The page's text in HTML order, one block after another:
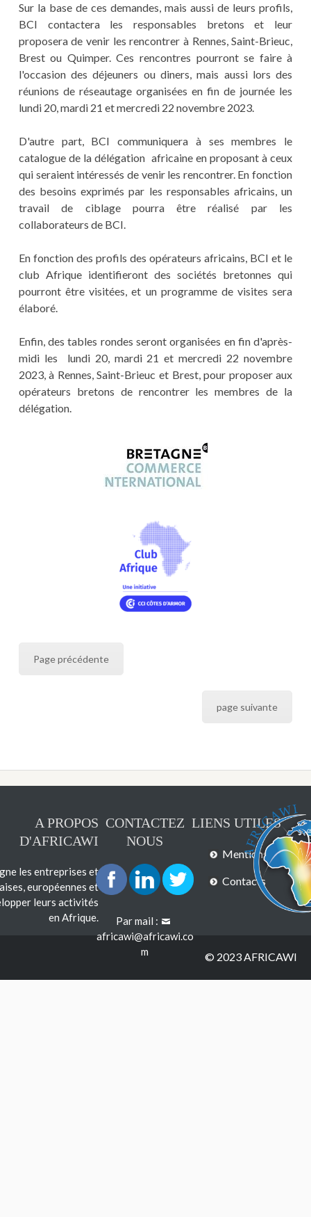
Sur la base de ces demandes, mais aussi de leurs profils,
BCI contactera les responsables bretons et leur
proposera de venir les rencontrer à Rennes, Saint-Brieuc,
Brest ou Quimper. Ces rencontres pourront se faire à
l'occasion des déjeuners ou diners, mais aussi lors des
réunions de réseautage organisées en fin de journée les
lundi 20, mardi 21 et mercredi 22 novembre 2023.
D'autre part, BCI communiquera à ses membres le
catalogue de la délégation africaine en proposant à ceux
qui seraient intéressés de venir les rencontrer. En fonction
des besoins exprimés par les responsables africains, un
travail de ciblage pourra être réalisé par les
collaborateurs de BCI.
En fonction des profils des opérateurs africains, BCI et le
club Afrique identifieront des sociétés bretonnes qui
pourront être visitées, et un programme de visites sera
élaboré.
Enfin, des tables rondes seront organisées en fin d'après-
midi les lundi 20, mardi 21 et mercredi 22 novembre
2023, à Rennes, Saint-Brieuc et Brest, pour proposer aux
opérateurs bretons de rencontrer les membres de la
délégation.
Page précédente
page suivante
A PROPOS
D'AFRICAWI
les entreprises et
européennes et
leurs activités
en Afrique.
CONTACTEZ
NOUS
Par mail :
africawi@africawi.co
m
LIENS UTILES
Mentions légales
Contacts
© 2023 AFRICAWI